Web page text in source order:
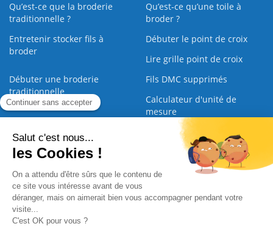
Qu’est-ce que la broderie
traditionnelle ?
Qu’est‑ce qu’une toile à
broder ?
Entretenir stocker fils à
broder
Débuter le point de croix
Lire grille point de croix
Débuter une broderie
traditionnelle
Fils DMC supprimés
Calculateur d'unité de
mesure
Le point arrière en broderie
Le point de feston en
broderie
Broder un coussin gros
trous au point de croix
Comment broder un doudou
au point compté?
broderie traditionnelle Vs.